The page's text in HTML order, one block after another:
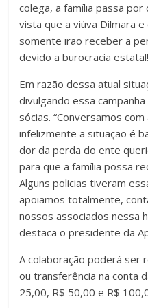
colega, a família passa
vista que a viúva Dilmara
somente irão receber a
devido a burocracia estatal!
Em razão dessa atual
divulgando essa
sócias. “Conversamos
infelizmente a situação é
dor da perda do ente
para que a família possa
Alguns policias tiveram
apoiamos totalmente,
nossos associados nessa
destaca o presidente da
A colaboração poderá ser
ou transferência na conta
25,00, R$ 50,00 e R$